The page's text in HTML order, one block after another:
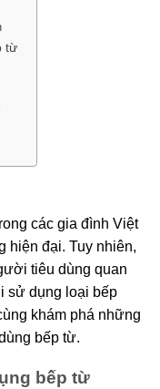
từ
các gia đình Việt
hiện đại. Tuy nhiên,
tiêu dùng quan
sử dụng loại bếp
khám phá những
bếp từ.
bếp từ